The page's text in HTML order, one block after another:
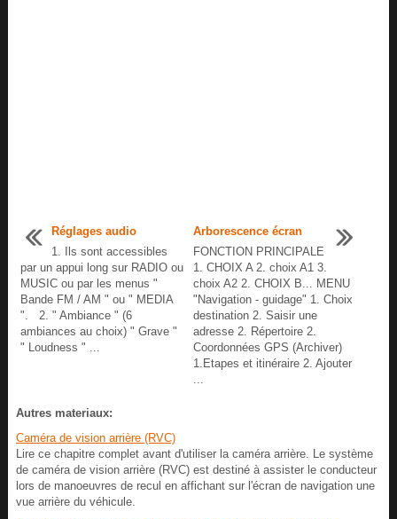
Réglages audio
1. Ils sont accessibles
par un appui long sur RADIO ou
MUSIC ou par les menus "
Bande FM / AM " ou " MEDIA
". 2. " Ambiance " (6
ambiances au choix) " Grave "
" Loudness " ...
Arborescence écran
FONCTION PRINCIPALE
1. CHOIX A 2. choix A1 3.
choix A2 2. CHOIX B... MENU
"Navigation - guidage" 1. Choix
destination 2. Saisir une
adresse 2. Répertoire 2.
Coordonnées GPS (Archiver)
1.Etapes et itinéraire 2. Ajouter
...
Autres materiaux:
Caméra de vision arrière (RVC)
Lire ce chapitre complet avant d'utiliser la caméra arrière. Le système
de caméra de vision arrière (RVC) est destiné à assister le conducteur
lors de manoeuvres de recul en affichant sur l'écran de navigation une
vue arrière du véhicule.